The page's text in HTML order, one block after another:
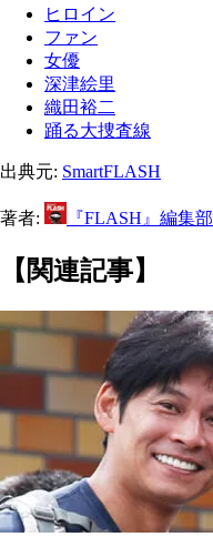
ヒロイン
ファン
女優
深津絵里
織田裕二
踊る大捜査線
出典元: SmartFLASH
著者: 『FLASH』編集部
【関連記事】